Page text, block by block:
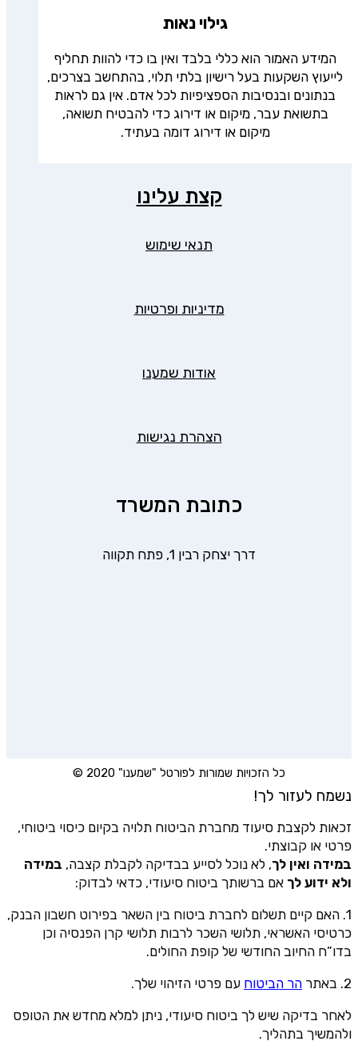
גילוי נאות
המידע האמור הוא כללי בלבד ואין בו כדי להוות תחליף
לייעוץ השקעות בעל רישיון בלתי תלוי, בהתחשב בצרכים,
בנתונים ובנסיבות הספציפיות לכל אדם. אין גם לראות
בתשואת עבר, מיקום או דירוג כדי להבטיח תשואה,
מיקום או דירוג דומה בעתיד.
קצת עלינו
תנאי שימוש
מדיניות ופרטיות
אודות שמענו
הצהרת נגישות
כתובת המשרד
דרך יצחק רבין 1, פתח תקווה
כל הזכויות שמורות לפורטל "שמענו" 2020 ©
נשמח לעזור לך!
זכאות לקצבת סיעוד מחברת הביטוח תלויה בקיום כיסוי ביטוחי,
פרטי או קבוצתי.
במידה ואין לך, לא נוכל לסייע בבדיקה לקבלת קצבה, במידה
ולא ידוע לך אם ברשותך ביטוח סיעודי, כדאי לבדוק:
1. האם קיים תשלום לחברת ביטוח בין השאר בפירוט חשבון הבנק,
כרטיסי האשראי, תלושי השכר לרבות תלושי קרן הפנסיה וכן
בדו”ח החיוב החודשי של קופת החולים.
2. באתר
הר הביטוח עם פרטי הזיהוי שלך.
לאחר בדיקה שיש לך ביטוח סיעודי, ניתן למלא מחדש את הטופס
ולהמשיך בתהליך.